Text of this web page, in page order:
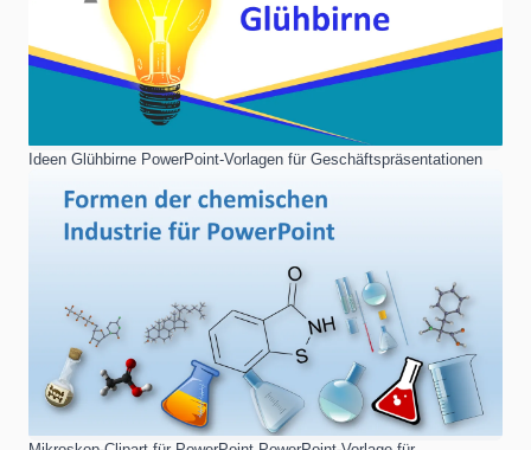
Ideen Glühbirne PowerPoint-Vorlagen für Geschäftspräsentationen